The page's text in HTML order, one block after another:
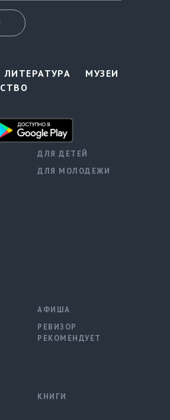
ЛИТЕРАТУРА
МУЗЕИ
ДЛЯ ДЕТЕЙ
ДЛЯ МОЛОДЕЖИ
АФИША
РЕВИЗОР
РЕКОМЕНДУЕТ
КНИГИ